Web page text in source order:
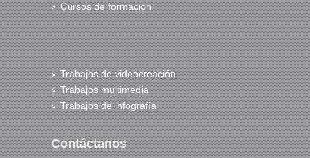
Cursos de formación
Trabajos de videocreación
Trabajos multimedia
Trabajos de infografía
Contáctanos